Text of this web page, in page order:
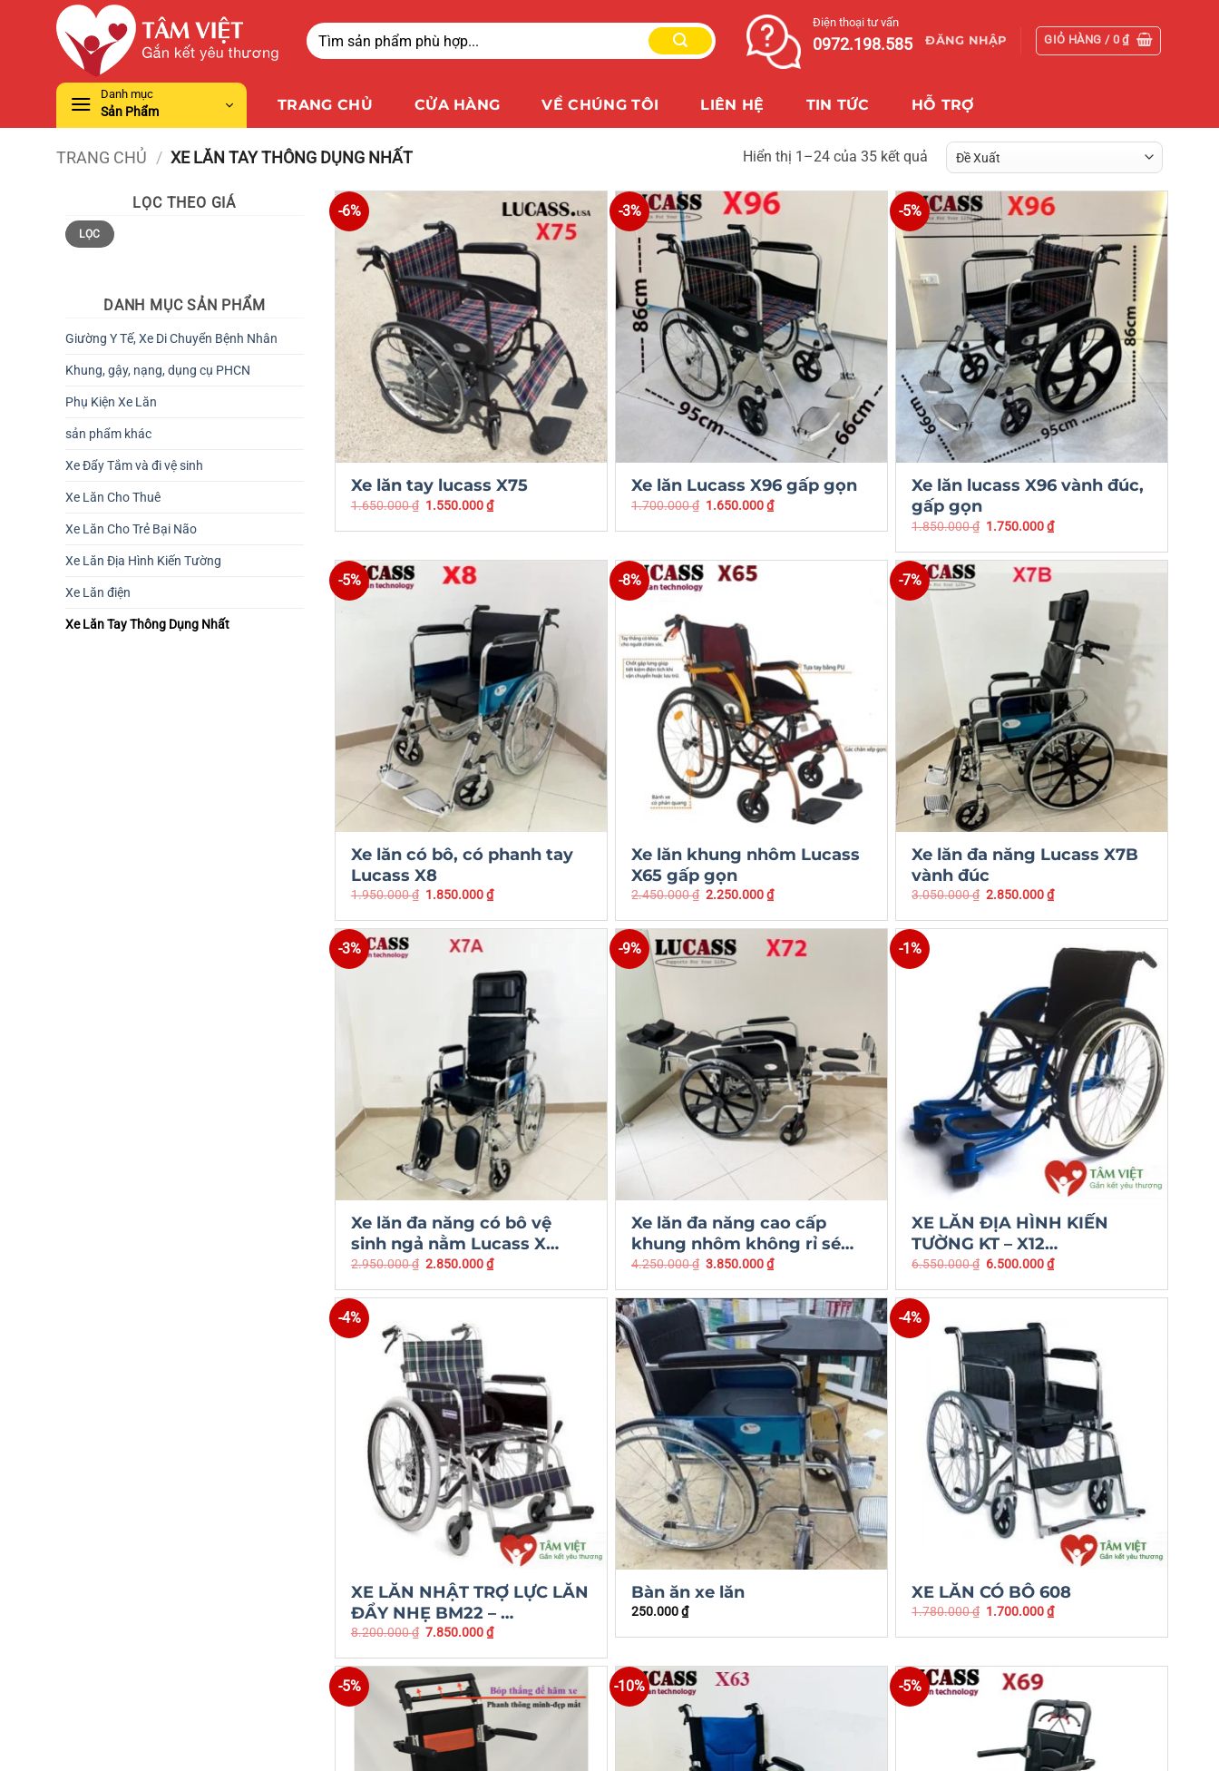
Điện thoại tư vấn
0972.198.585 ĐĂNG NHẬP GIỎ HÀNG / 0₫
Danh mục
Sản Phẩm TRANG CHỦ CỬA HÀNG VỀ CHÚNG TÔI LIÊN HỆ TIN TỨC HỖ TRỢ
TRANG CHỦ / XE LĂN TAY THÔNG DỤNG NHẤT Hiển thị 1–24 của 35 kết quả
LỌC THEO GIÁ
LỌC
DANH MỤC SẢN PHẨM
Giường Y Tế, Xe Di Chuyển Bệnh Nhân
Khung, gậy, nạng, dụng cụ PHCN
Phụ Kiện Xe Lăn
sản phẩm khác
Xe Đẩy Tắm và đi vệ sinh
Xe Lăn Cho Thuê
Xe Lăn Cho Trẻ Bại Não
Xe Lăn Địa Hình Kiến Tường
Xe Lăn điện
Xe Lăn Tay Thông Dụng Nhất
-6%
Xe lăn tay lucass X75
1.650.000₫ 1.550.000₫
-3%
Xe lăn Lucass X96 gấp gọn
1.700.000₫ 1.650.000₫
-5%
Xe lăn lucass X96 vành đúc,
gấp gọn
1.850.000₫ 1.750.000₫
-5%
Xe lăn có bô, có phanh tay
Lucass X8
1.950.000₫ 1.850.000₫
-8%
Xe lăn khung nhôm Lucass
X65 gấp gọn
2.450.000₫ 2.250.000₫
-7%
Xe lăn đa năng Lucass X7B
vành đúc
3.050.000₫ 2.850.000₫
-3%
Xe lăn đa năng có bô vệ
sinh ngả nằm Lucass X…
2.950.000₫ 2.850.000₫
-9%
Xe lăn đa năng cao cấp
khung nhôm không rỉ sé…
4.250.000₫ 3.850.000₫
-1%
XE LĂN ĐỊA HÌNH KIẾN
TƯỜNG KT – X12…
6.550.000₫ 6.500.000₫
-4%
XE LĂN NHẬT TRỢ LỰC LĂN
ĐẨY NHẸ BM22 – …
8.200.000₫ 7.850.000₫
Bàn ăn xe lăn
250.000₫
-4%
XE LĂN CÓ BÔ 608
1.780.000₫ 1.700.000₫
-5% -10% -5%